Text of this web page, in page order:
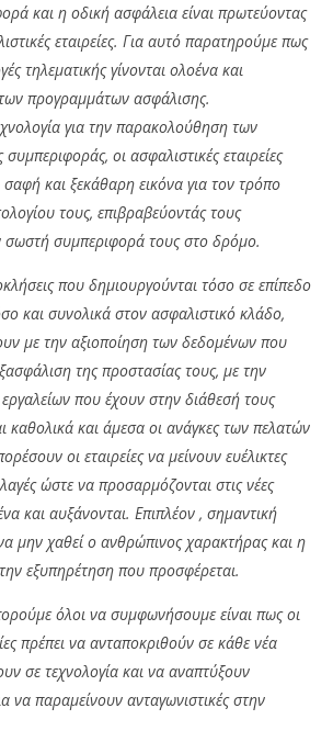
και η οδική ασφάλεια είναι πρωτεύοντας
εταιρείες. Για αυτό παρατηρούμε πως
τηλεματικής γίνονται ολοένα και
προγραμμάτων ασφάλισης.
για την παρακολούθηση των
οι ασφαλιστικές εταιρείες
και ξεκάθαρη εικόνα για τον τρόπο
τους, επιβραβεύοντάς τους
σωστή συμπεριφορά τους στο δρόμο.
που δημιουργούνται τόσο σε επίπεδο
και συνολικά στον ασφαλιστικό κλάδο,
με την αξιοποίηση των δεδομένων που
της προστασίας τους, με την
που έχουν στην διάθεσή τους
καθολικά και άμεσα οι ανάγκες των πελατών
οι εταιρείες να μείνουν ευέλικτες
ώστε να προσαρμόζονται στις νέες
και αυξάνονται. Επιπλέον , σημαντική
μην χαθεί ο ανθρώπινος χαρακτήρας και η
εξυπηρέτηση που προσφέρεται.
όλοι να συμφωνήσουμε είναι πως οι
πρέπει να ανταποκριθούν σε κάθε νέα
σε τεχνολογία και να αναπτύξουν
να παραμείνουν ανταγωνιστικές στην